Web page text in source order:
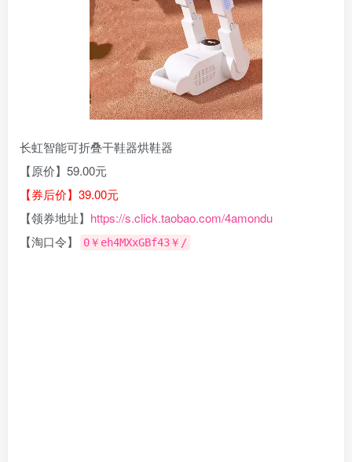
长虹智能可折叠干鞋器烘鞋器
【原价】59.00元
【券后价】39.00元
【领券地址】 https://s.click.taobao.com/4amondu
【淘口令】
0￥eh4MXxGBf43￥/